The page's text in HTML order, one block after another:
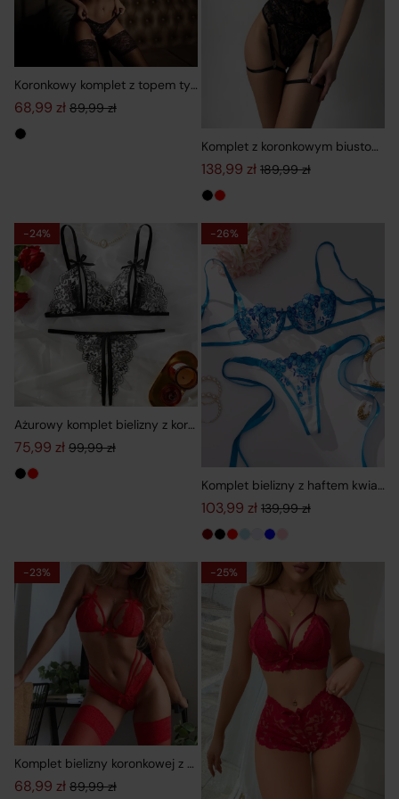
Koronkowy komplet z topem typu halter
89,99zł
Pierwotna cena wynosiła: 89,99 zł.
68,99 zł
Aktualna cena wynosi: 68,99 zł.
Komplet z koronkowym
189,99zł
Pierwotna cena wynosiła:
138,99 zł
Aktualna cena wynosi: 138,99
-24%
Ażurowy komplet bielizny z koronką i otwartymi miseczkami
99,99zł
Pierwotna cena wynosiła: 99,99 zł.
75,99 zł
Aktualna cena wynosi: 75,99 zł.
-26%
Komplet bielizny z haftem
139,99zł
Pierwotna cena wynosiła:
103,99 zł
Aktualna cena wynosi: 103,99
-23%
Komplet bielizny koronkowej z paskami i pasem do pończoch
89,99zł
68,99 zł
-25%